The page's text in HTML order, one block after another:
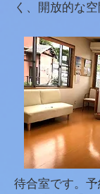
く、開放的な空
待合室です。